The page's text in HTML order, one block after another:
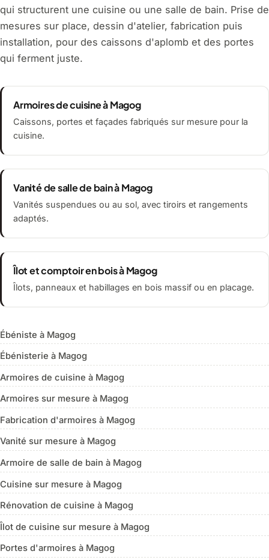
qui structurent une cuisine ou une salle de bain. Prise de
mesures sur place, dessin d'atelier, fabrication puis
installation, pour des caissons d'aplomb et des portes
qui ferment juste.
Armoires de cuisine à Magog
Caissons, portes et façades fabriqués sur mesure pour la
cuisine.
Vanité de salle de bain à Magog
Vanités suspendues ou au sol, avec tiroirs et rangements
adaptés.
Îlot et comptoir en bois à Magog
Îlots, panneaux et habillages en bois massif ou en placage.
Ébéniste à Magog
Ébénisterie à Magog
Armoires de cuisine à Magog
Armoires sur mesure à Magog
Fabrication d'armoires à Magog
Vanité sur mesure à Magog
Armoire de salle de bain à Magog
Cuisine sur mesure à Magog
Rénovation de cuisine à Magog
Îlot de cuisine sur mesure à Magog
Portes d'armoires à Magog